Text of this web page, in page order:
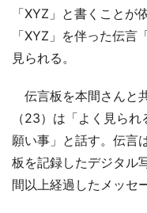
「XYZ」と書くことが
「XYZ」を伴った伝言
見られる。
伝言板を本間さんと
（23）は「よく見ら
願い事」と話す。伝言
板を記録したデジタル
間以上経過したメッセ